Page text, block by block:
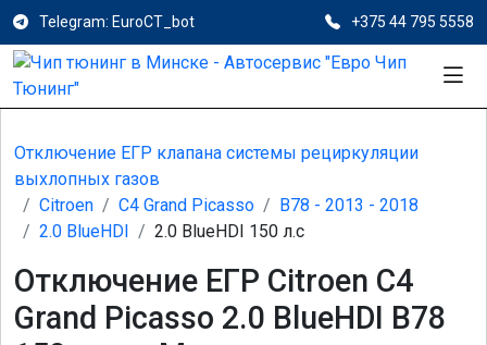
Telegram: EuroCT_bot +375 44 795 5558
Отключение ЕГР клапана системы рециркуляции
выхлопных газов
Citroen
C4 Grand Picasso
B78 - 2013 - 2018
2.0 BlueHDI
2.0 BlueHDI 150 л.с
Отключение ЕГР Citroen C4
Grand Picasso 2.0 BlueHDI B78